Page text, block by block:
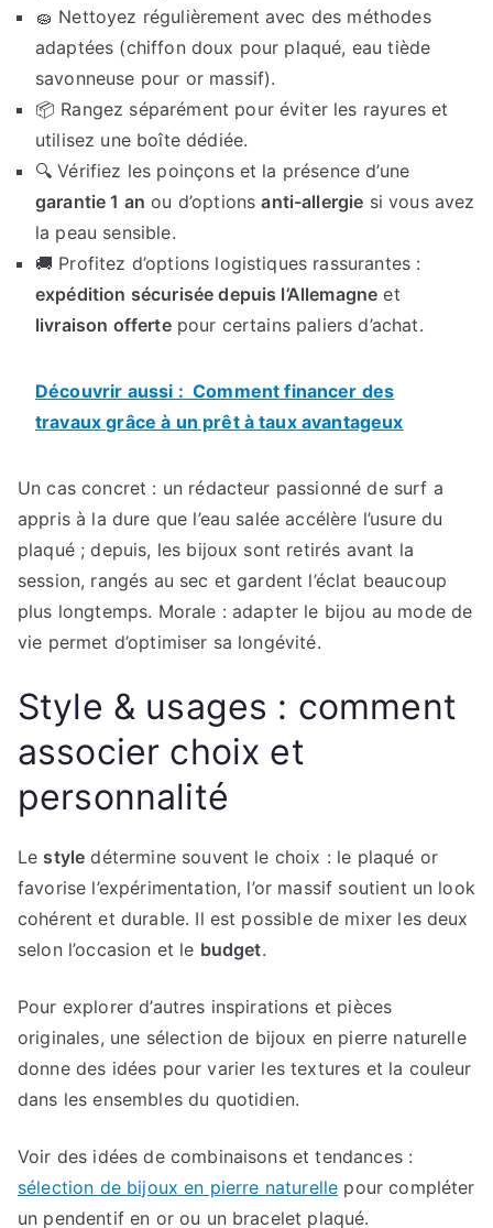
🧽 Nettoyez régulièrement avec des méthodes
adaptées (chiffon doux pour plaqué, eau tiède
savonneuse pour or massif).
📦 Rangez séparément pour éviter les rayures et
utilisez une boîte dédiée.
🔍 Vérifiez les poinçons et la présence d’une
garantie 1 an ou d’optionsanti-allergie si vous avez
la peau sensible.
🚚 Profitez d’options logistiques rassurantes :
expédition sécurisée depuis l’Allemagne et
livraison offertepour certains paliers d’achat.
Découvrir aussi : Comment financer des
travaux grâce à un prêt à taux avantageux
Un cas concret : un rédacteur passionné de surf a
appris à la dure que l’eau salée accélère l’usure du
plaqué ; depuis, les bijoux sont retirés avant la
session, rangés au sec et gardent l’éclat beaucoup
plus longtemps. Morale : adapter le bijou au mode de
vie permet d’optimiser sa longévité.
Style & usages : comment
associer choix et
personnalité
Le style détermine souvent le choix : le plaqué or
favorise l’expérimentation, l’or massif soutient un look
cohérent et durable. Il est possible de mixer les deux
selon l’occasion et le budget.
Pour explorer d’autres inspirations et pièces
originales, une sélection de bijoux en pierre naturelle
donne des idées pour varier les textures et la couleur
dans les ensembles du quotidien.
Voir des idées de combinaisons et tendances :
sélection de bijoux en pierre naturelle pour compléter
un pendentif en or ou un bracelet plaqué.